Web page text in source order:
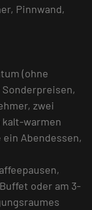
Pinnwand,
(ohne
zwei
kalt-warmen
Abendessen,
oder am 3-